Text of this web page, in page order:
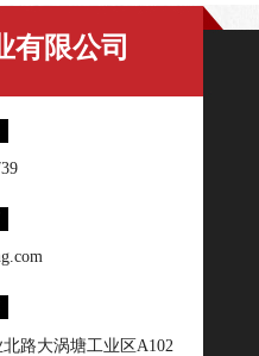
有限公司
路大涡塘工业区A102